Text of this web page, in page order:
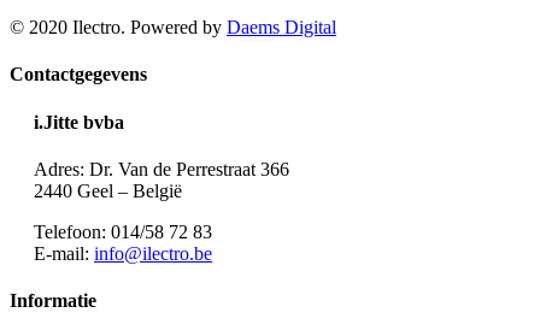
© 2020 Ilectro. Powered by Daems Digital
Contactgegevens
i.Jitte bvba
Adres: Dr. Van de Perrestraat 366
2440 Geel – België
Telefoon: 014/58 72 83
E-mail: info@ilectro.be
Informatie